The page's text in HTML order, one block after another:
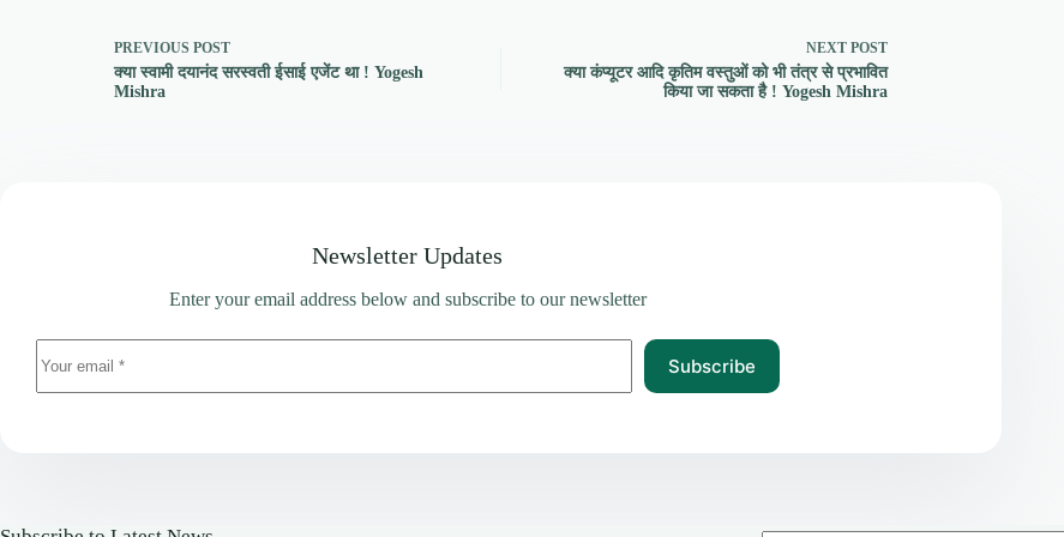
PREVIOUS POST
क्या स्वामी दयानंद सरस्वती ईसाई एजेंट था ! Yogesh
Mishra
NEXT POST
क्या कंप्यूटर आदि कृतिम वस्तुओं को भी तंत्र से प्रभावित
किया जा सकता है ! Yogesh Mishra
Newsletter Updates
Enter your email address below and subscribe to our newsletter
Subscribe